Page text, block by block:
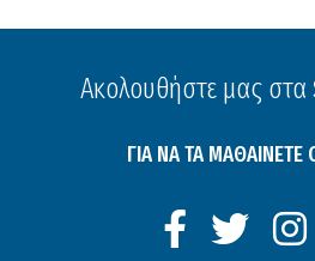
Ακολουθήστε μας στα
ΓΙΑ ΝΑ ΤΑ ΜΑΘΑΙΝΕΤΕ